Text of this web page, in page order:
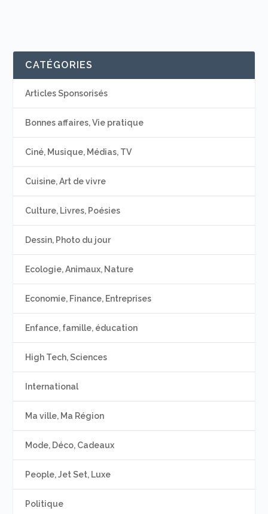
CATÉGORIES
Articles Sponsorisés
Bonnes affaires, Vie pratique
Ciné, Musique, Médias, TV
Cuisine, Art de vivre
Culture, Livres, Poésies
Dessin, Photo du jour
Ecologie, Animaux, Nature
Economie, Finance, Entreprises
Enfance, famille, éducation
High Tech, Sciences
International
Ma ville, Ma Région
Mode, Déco, Cadeaux
People, Jet Set, Luxe
Politique